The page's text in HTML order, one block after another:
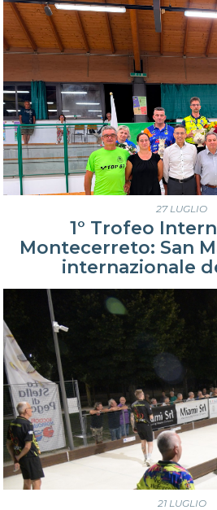
27 LUGLIO
1° Trofeo
Montecerreto: San
internazionale
21 LUGLIO